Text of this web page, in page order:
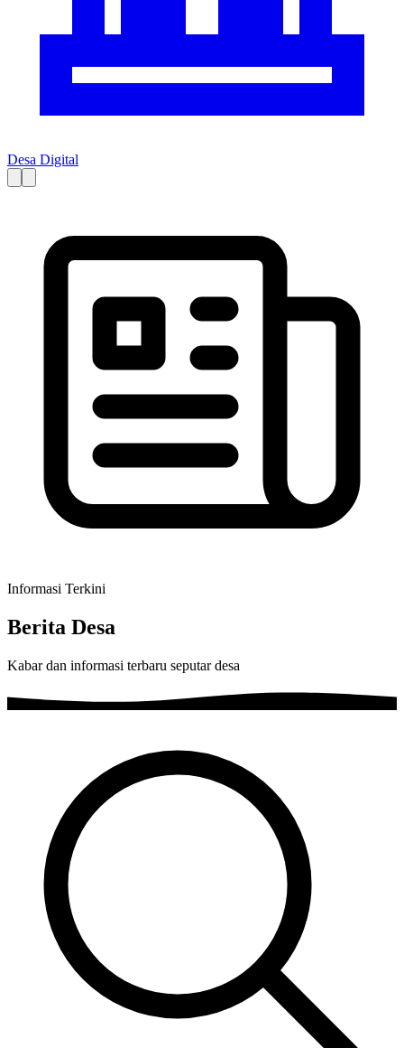
Desa Digital
Informasi Terkini
Berita Desa
Kabar dan informasi terbaru seputar desa